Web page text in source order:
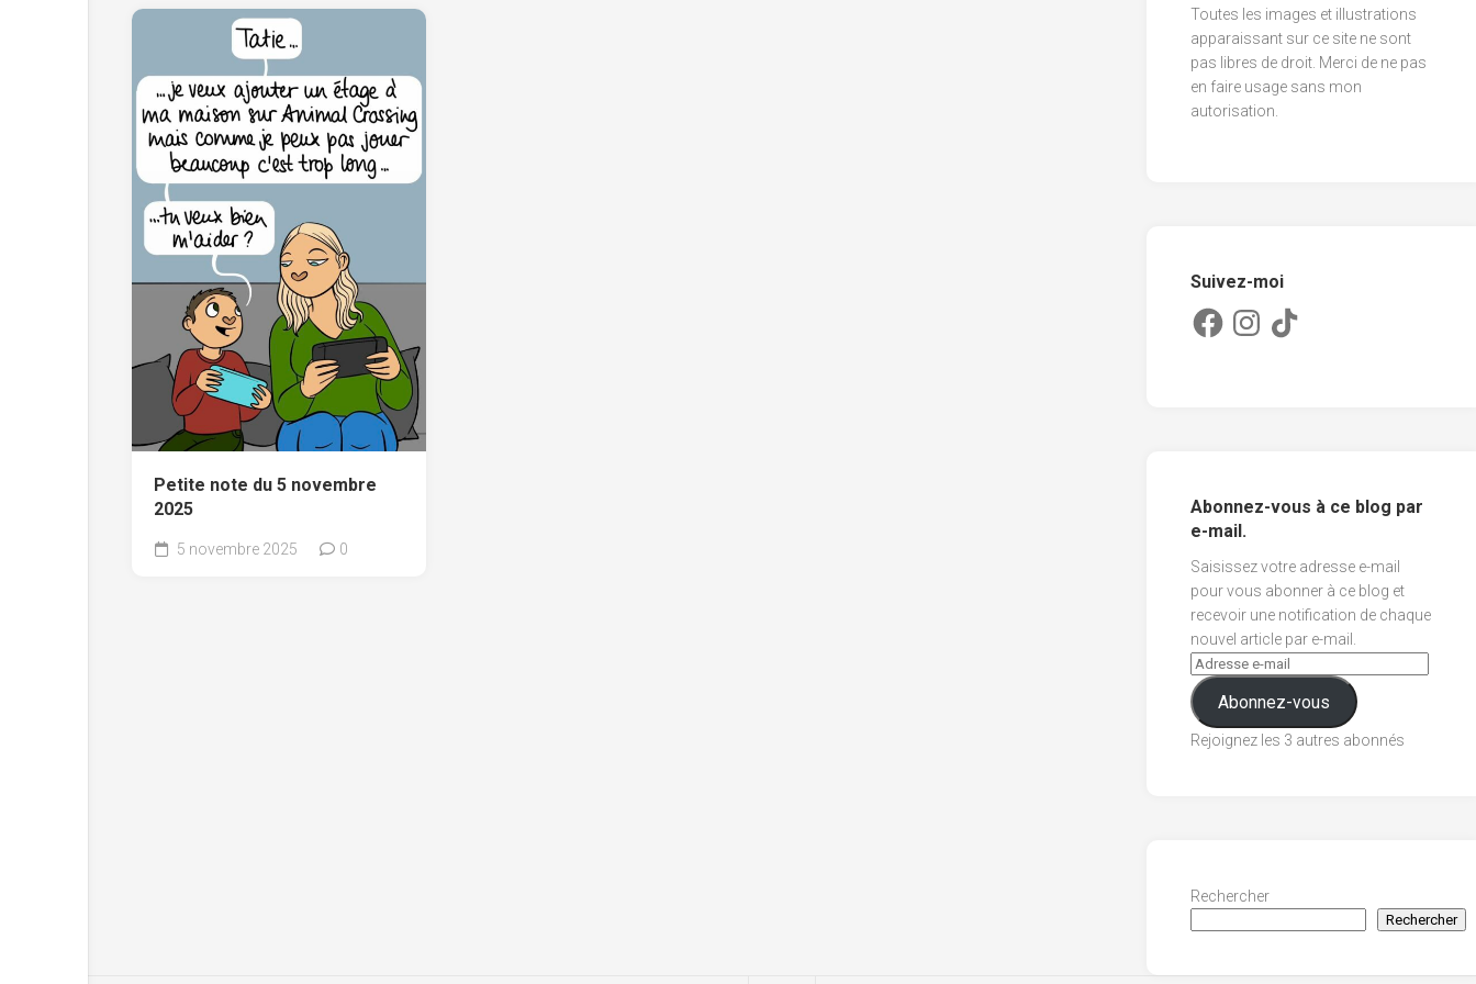
Petite note du 5 novembre
2025
5 novembre 2025 0
Toutes les images et illustrations
apparaissant sur ce site ne sont
pas libres de droit. Merci de ne pas
en faire usage sans mon
autorisation.
Suivez-moi
FacebookInstagram
TikTok
Abonnez-vous à ce blog par
e-mail.
Saisissez votre adresse e-mail
pour vous abonner à ce blog et
recevoir une notification de chaque
nouvel article par e-mail.
Abonnez-vous
Rejoignez les 3 autres abonnés
Rechercher
Rechercher